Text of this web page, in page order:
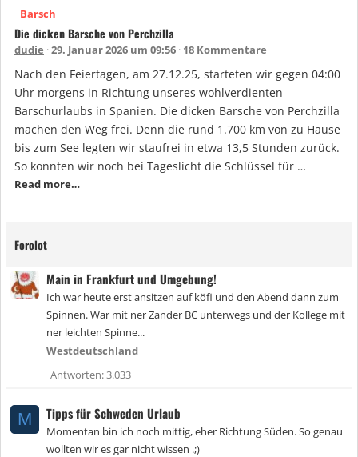
Barsch
Die dicken Barsche von Perchzilla
dudie 29. Januar 2026 um 09:56 18 Kommentare
Nach den Feiertagen, am 27.12.25, starteten wir gegen 04:00
Uhr morgens in Richtung unseres wohlverdienten
Barschurlaubs in Spanien. Die dicken Barsche von Perchzilla
machen den Weg frei. Denn die rund 1.700 km von zu Hause
bis zum See legten wir staufrei in etwa 13,5 Stunden zurück.
So konnten wir noch bei Tageslicht die Schlüssel für …
Read more…
Forolot
Main in Frankfurt und Umgebung!
Ich war heute erst ansitzen auf köfi und den Abend dann zum
Spinnen. War mit ner Zander BC unterwegs und der Kollege mit
ner leichten Spinne...
Westdeutschland
Antworten 3.033
M Tipps für Schweden Urlaub
Momentan bin ich noch mittig, eher Richtung Süden. So genau
wollten wir es gar nicht wissen .;)